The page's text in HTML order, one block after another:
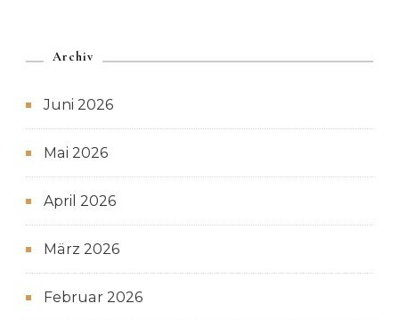
Archiv
Juni 2026
Mai 2026
April 2026
März 2026
Februar 2026